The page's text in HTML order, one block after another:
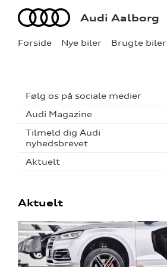
Forside Nye biler Brugte biler
Audi Audi Aalborg
Følg os på sociale medier
Audi Magazine
Tilmeld dig Audi
nyhedsbrevet
Aktuelt
Aktuelt